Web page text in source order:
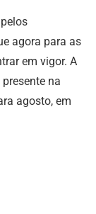
agora para as
em vigor. A
na
agosto, em